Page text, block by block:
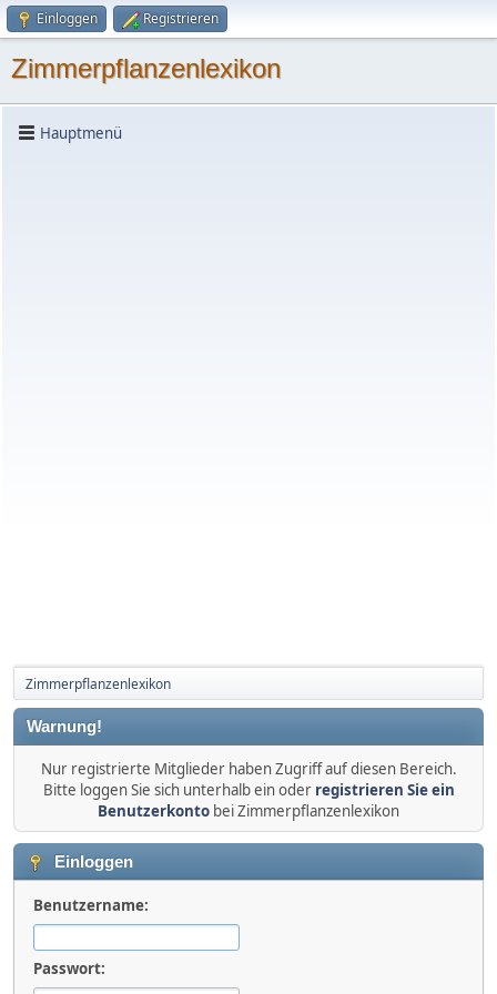
Einloggen Registrieren
Zimmerpflanzenlexikon
Hauptmenü
Zimmerpflanzenlexikon
Warnung!
Nur registrierte Mitglieder haben Zugriff auf diesen Bereich.
Bitte loggen Sie sich unterhalb ein oder registrieren Sie ein
Benutzerkonto bei Zimmerpflanzenlexikon
Einloggen
Benutzername:
Passwort: